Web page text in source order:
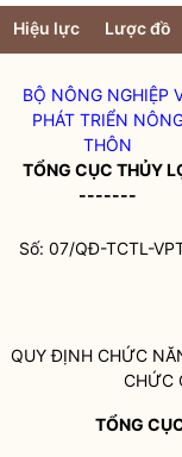
Hiệu lực Lược đồ
BỘ NÔNG NGHIỆP
PHÁT TRIỂN
THÔN
TỔNG CỤC THỦY
-------
Số: 07/QĐ-TCTL-
QUY ĐỊNH CHỨC
CHỨC
TỔNG